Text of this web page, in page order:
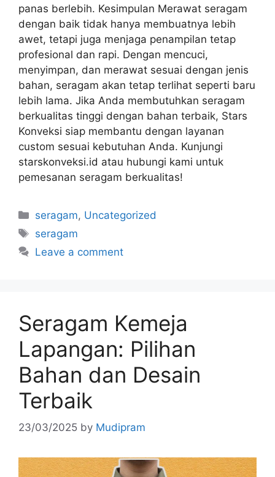
panas berlebih. Kesimpulan Merawat seragam
dengan baik tidak hanya membuatnya lebih
awet, tetapi juga menjaga penampilan tetap
profesional dan rapi. Dengan mencuci,
menyimpan, dan merawat sesuai dengan jenis
bahan, seragam akan tetap terlihat seperti baru
lebih lama. Jika Anda membutuhkan seragam
berkualitas tinggi dengan bahan terbaik, Stars
Konveksi siap membantu dengan layanan
custom sesuai kebutuhan Anda. Kunjungi
starskonveksi.id atau hubungi kami untuk
pemesanan seragam berkualitas!
seragam, Uncategorized
seragam
Leave a comment
Seragam Kemeja
Lapangan: Pilihan
Bahan dan Desain
Terbaik
23/03/2025 by Mudipram